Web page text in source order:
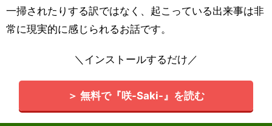
一掃されたりする訳ではなく、起こっている出来事は非
常に現実的に感じられるお話です。
＼インストールするだけ／
＞ 無料で『咲-Saki-』を読む